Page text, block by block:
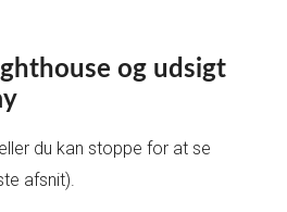
og udsigt
du kan stoppe for at se
afsnit).